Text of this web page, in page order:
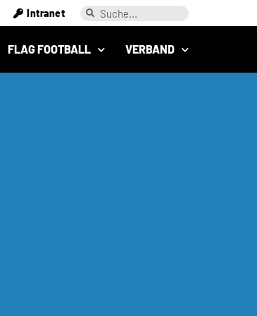
Intranet
FLAG FOOTBALL VERBAND